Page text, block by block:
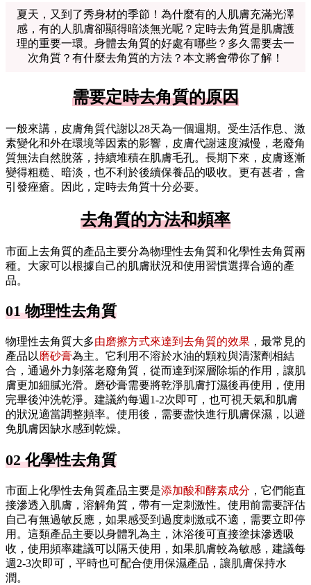
夏天，又到了秀身材的季節！為什麼有的人肌膚充滿光澤
感，有的人肌膚卻顯得暗淡無光呢？定時去角質是肌膚護
理的重要一環。身體去角質的好處有哪些？多久需要去一
次角質？有什麼去角質的方法？本文將會帶你了解！
需要定時去角質的原因
一般來講，皮膚角質代謝以28天為一個週期。受生活作息、激
素變化和外在環境等因素的影響，皮膚代謝速度減慢，老廢角
質無法自然脫落，持續堆積在肌膚毛孔。長期下來，皮膚逐漸
變得粗糙、暗淡，也不利於後續保養品的吸收。更有甚者，會
引發痤瘡。因此，定時去角質十分必要。
去角質的方法和頻率
市面上去角質的產品主要分為物理性去角質和化學性去角質兩
種。大家可以根據自己的肌膚狀況和使用習慣選擇合適的產
品。
01 物理性去角質
物理性去角質大多由磨擦方式來達到去角質的效果 ，最常見的
產品以磨砂膏為主。它利用不溶於水油的顆粒與清潔劑相結
合，通過外力剝落老廢角質，從而達到深層除垢的作用，讓肌
膚更加細膩光滑。磨砂膏需要將乾淨肌膚打濕後再使用，使用
完畢後沖洗乾淨。建議約每週1-2次即可，也可視天氣和肌膚
的狀況適當調整頻率。使用後，需要盡快進行肌膚保濕，以避
免肌膚因缺水感到乾燥。
02 化學性去角質
市面上化學性去角質產品主要是添加酸和酵素成分 ，它們能直
接滲透入肌膚，溶解角質，帶有一定刺激性。使用前需要評估
自己有無過敏反應，如果感受到過度刺激或不適，需要立即停
用。這類產品主要以身體乳為主，沐浴後可直接塗抹滲透吸
收，使用頻率建議可以隔天使用，如果肌膚較為敏感，建議每
週2-3次即可，平時也可配合使用保濕產品，讓肌膚保持水
潤。